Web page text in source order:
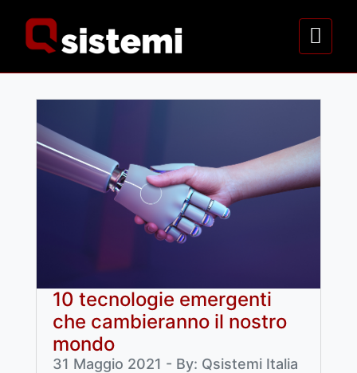
10 tecnologie emergenti
che cambieranno il nostro
mondo
31 Maggio 2021 - By: Qsistemi Italia